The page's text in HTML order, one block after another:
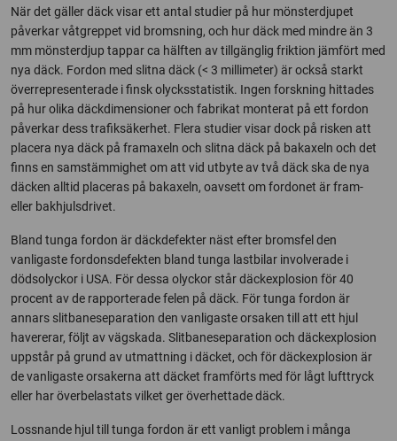
När det gäller däck visar ett antal studier på hur mönsterdjupet
påverkar våtgreppet vid bromsning, och hur däck med mindre än 3
mm mönsterdjup tappar ca hälften av tillgänglig friktion jämfört med
nya däck. Fordon med slitna däck (< 3 millimeter) är också starkt
överrepresenterade i finsk olycksstatistik. Ingen forskning hittades
på hur olika däckdimensioner och fabrikat monterat på ett fordon
påverkar dess trafiksäkerhet. Flera studier visar dock på risken att
placera nya däck på framaxeln och slitna däck på bakaxeln och det
finns en samstämmighet om att vid utbyte av två däck ska de nya
däcken alltid placeras på bakaxeln, oavsett om fordonet är fram-
eller bakhjulsdrivet.
Bland tunga fordon är däckdefekter näst efter bromsfel den
vanligaste fordonsdefekten bland tunga lastbilar involverade i
dödsolyckor i USA. För dessa olyckor står däckexplosion för 40
procent av de rapporterade felen på däck. För tunga fordon är
annars slitbaneseparation den vanligaste orsaken till att ett hjul
havererar, följt av vägskada. Slitbaneseparation och däckexplosion
uppstår på grund av utmattning i däcket, och för däckexplosion är
de vanligaste orsakerna att däcket framförts med för lågt lufttryck
eller har överbelastats vilket ger överhettade däck.
Lossnande hjul till tunga fordon är ett vanligt problem i många